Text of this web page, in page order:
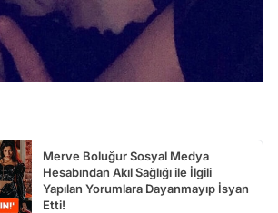
Merve Boluğur Sosyal Medya
Hesabından Akıl Sağlığı ile İlgili
Yapılan Yorumlara Dayanmayıp İsyan
Etti!